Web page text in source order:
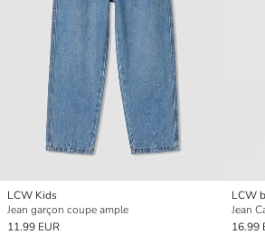
LCW Kids
Jean garçon coupe ample
11.99 EUR
LCW
Jean
16.99